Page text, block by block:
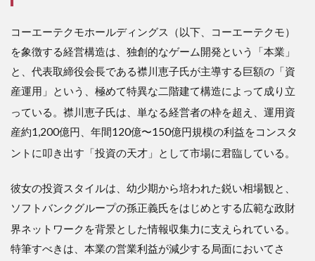
投資
手
投資
スタ
2.1
１．
的な
運用
規模
と収
益構
造
コーエーテクモホールディングス（以下、コーエーテクモ）
を象徴する経営構造は、独創的なゲーム開発という「本業」
と、代表取締役会長である襟川恵子氏が主導する巨額の「資
産運用」という、極めて特異な二階建て構造によって成り立
っている 。襟川恵子氏は、単なる経営者の枠を超え、運用資
産約1,200億円、年間120億〜150億円規模の利益をコンスタ
ントに叩き出す「投資の天才」として市場に君臨している 。
彼女の投資スタイルは、幼少期から培われた鋭い相場観と、
ソフトバンクグループの孫正義氏をはじめとする広範な政財
界ネットワークを背景とした情報収集力に支えられている 。
特筆すべきは、本業の営業利益が減少する局面においてさ